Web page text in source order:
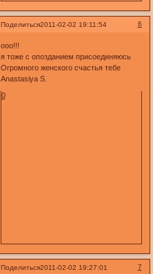
Поделиться 6
2011-02-02 19:11:54
ооо!!!
я тоже с опозданием присоединяюсь
Огромного женского счастья тебе
Anastasiya S.
0
Поделиться 7
2011-02-02 19:27:01